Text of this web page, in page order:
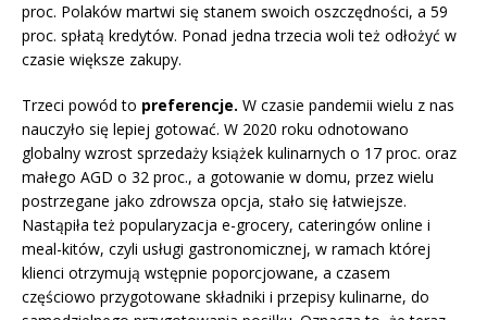
proc. Polaków martwi się stanem swoich oszczędności, a 59
proc. spłatą kredytów. Ponad jedna trzecia woli też odłożyć w
czasie większe zakupy.
Trzeci powód to preferencje. W czasie pandemii wielu z nas
nauczyło się lepiej gotować. W 2020 roku odnotowano
globalny wzrost sprzedaży książek kulinarnych o 17 proc. oraz
małego AGD o 32 proc., a gotowanie w domu, przez wielu
postrzegane jako zdrowsza opcja, stało się łatwiejsze.
Nastąpiła też popularyzacja e-grocery, cateringów online i
meal-kitów, czyli usługi gastronomicznej, w ramach której
klienci otrzymują wstępnie poporcjowane, a czasem
częściowo przygotowane składniki i przepisy kulinarne, do